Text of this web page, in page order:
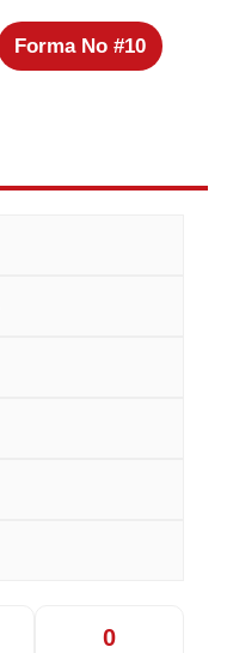
Forma No #10
0